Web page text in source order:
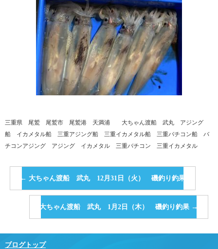
三重県 尾鷲 尾鷲市 尾鷲港 天満浦 大ちゃん渡船 武丸 アジング
船 イカメタル船 三重アジング船 三重イカメタル船 三重バチコン船 バ
チコンアジング アジング イカメタル 三重バチコン 三重イカメタル
← 大ちゃん渡船 武丸 12月31日（火） 磯釣り釣果
大ちゃん渡船 武丸 1月2日（木） 磯釣り釣果 →
ブログトップ